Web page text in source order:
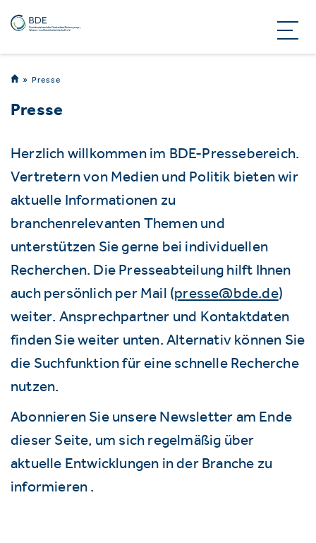
Presse
Presse
Herzlich willkommen im BDE-Pressebereich.
Vertretern von Medien und Politik bieten wir
aktuelle Informationen zu
branchenrelevanten Themen und
unterstützen Sie gerne bei individuellen
Recherchen. Die Presseabteilung hilft Ihnen
auch persönlich per Mail (presse@bde.de)
weiter. Ansprechpartner und Kontaktdaten
finden Sie weiter unten. Alternativ können Sie
die Suchfunktion für eine schnelle Recherche
nutzen.
Abonnieren Sie unsere Newsletter am Ende
dieser Seite, um sich regelmäßig über
aktuelle Entwicklungen in der Branche zu
informieren .